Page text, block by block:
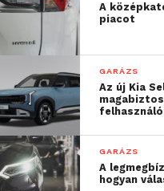
A
piacot
GARÁZS
Az új Kia
GARÁZS
A
hogyan